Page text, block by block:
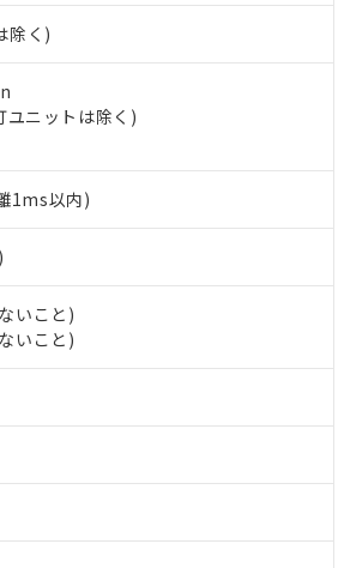
除く)
ニットは除く)
1ms以内)
いこと)
いこと)
るもので、過去に遡って非含有を証明す
物質の対応では、対応完了までの期間
しておりました。
ていることから、特段のことがない限